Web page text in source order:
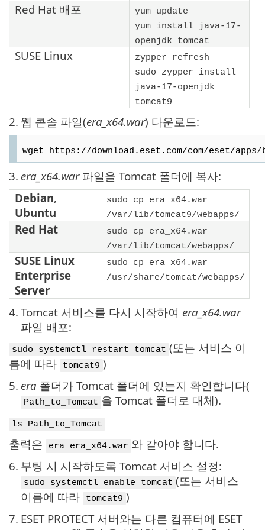
Red Hat 배포
yum update
yum install java-17-
openjdk tomcat
SUSE Linux
zypper refresh
sudo zypper install
java-17-openjdk
tomcat9
2. 웹 콘솔 파일(era_x64.war) 다운로드:
wget https://download.eset.com/com/eset/
3. era_x64.war파일을 Tomcat 폴더에 복사:
Debian,
Ubuntu
sudo cp era_x64.war
/var/lib/tomcat9/webapps/
Red Hat
sudo cp era_x64.war
/var/lib/tomcat/webapps/
SUSE Linux
Enterprise
Server
sudo cp era_x64.war
/usr/share/tomcat/webapps/
4. Tomcat 서비스를 다시 시작하여 era_x64.war
파일 배포:
sudo systemctl restart tomcat (또는 서비스 이
름에 따라
tomcat9 )
5. era 폴더가 Tomcat 폴더에 있는지 확인합니다(
Path_to_Tomcat 을 Tomcat 폴더로 대체).
ls Path_to_Tomcat
출력은 era era_x64.war 와 같아야 합니다.
6. 부팅 시 시작하도록 Tomcat 서비스 설정:
sudo systemctl enable tomcat (또는 서비스
이름에 따라
tomcat9 )
7. ESET PROTECT 서버와는 다른 컴퓨터에 ESET